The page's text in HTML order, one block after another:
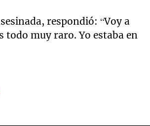
respondió: “Voy a
todo muy raro. Yo estaba en